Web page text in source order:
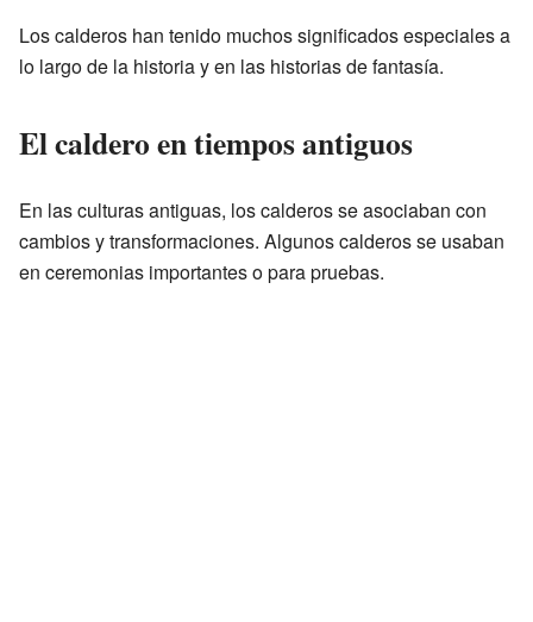
Los calderos han tenido muchos significados especiales a
lo largo de la historia y en las historias de fantasía.
El caldero en tiempos antiguos
En las culturas antiguas, los calderos se asociaban con
cambios y transformaciones. Algunos calderos se usaban
en ceremonias importantes o para pruebas.